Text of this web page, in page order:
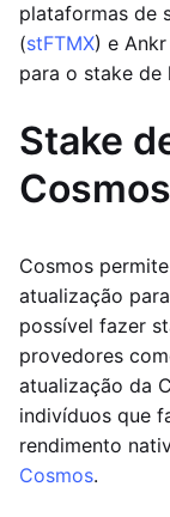
plataformas de
(stFTMX) e
para o stake de
Stake
Cosmos
Cosmos
atualização
possível fazer
provedores
atualização da
indivíduos que
rendimento
Cosmos.